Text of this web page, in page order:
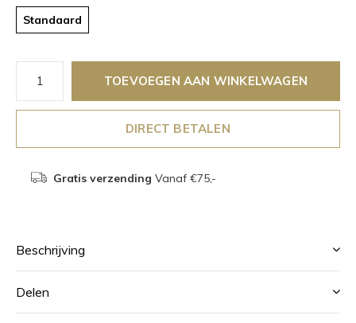
Standaard
TOEVOEGEN AAN WINKELWAGEN
DIRECT BETALEN
Gratis verzending Vanaf €75,-
Beschrijving
Delen